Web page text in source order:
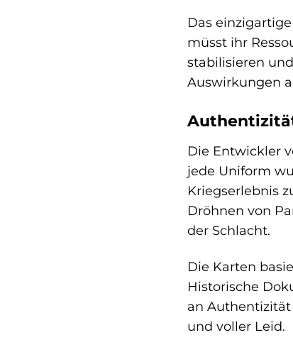
Das
müsst ihr
stabilisieren
Auswirkungen
Die Entwickler
jede Uniform
Kriegserlebnis
Dröhnen von
der Schlacht.
Die Karten
Historische
an Authentizität
und voller Leid.